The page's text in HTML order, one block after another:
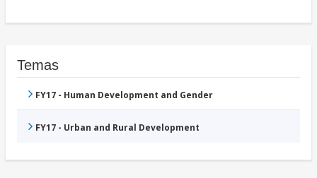
Temas
FY17 - Human Development and Gender
FY17 - Urban and Rural Development